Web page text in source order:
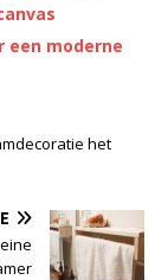
een moderne
het